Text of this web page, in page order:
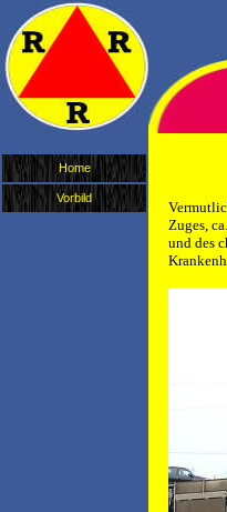
Home
Vorbild
Zuges,
und des